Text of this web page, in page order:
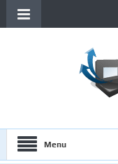
Menu